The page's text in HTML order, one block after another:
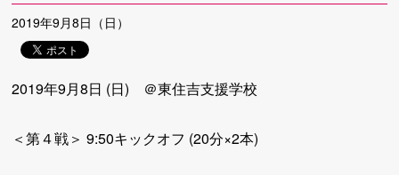
2019年9月8日（日）
2019年9月8日 (日) ＠東住吉支援学校
＜第４戦＞ 9:50キックオフ (20分×2本)